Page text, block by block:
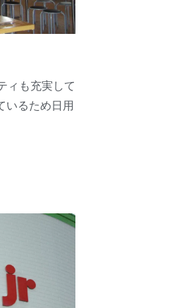
ィも充実して
いるため日用